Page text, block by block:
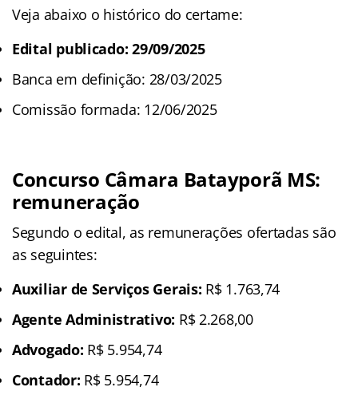
Veja abaixo o histórico do certame:
Edital publicado: 29/09/2025
Banca em definição: 28/03/2025
Comissão formada: 12/06/2025
Concurso Câmara Batayporã MS:
remuneração
Segundo o edital, as remunerações ofertadas são
as seguintes:
Auxiliar de Serviços Gerais: R$ 1.763,74
Agente Administrativo: R$ 2.268,00
Advogado: R$ 5.954,74
Contador: R$ 5.954,74